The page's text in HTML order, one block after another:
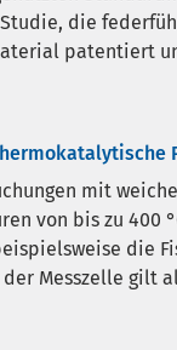
die
patentiert
mit
von bis zu 400
die
Messzelle gilt